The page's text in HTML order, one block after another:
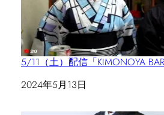
5/11（土）配信「KIMONOYA
日付
2024年5月13日